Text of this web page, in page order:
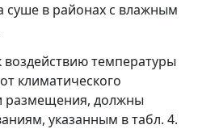
суше в районах с влажным
температуры
климатического
размещения, должны
указанным в табл. 4.